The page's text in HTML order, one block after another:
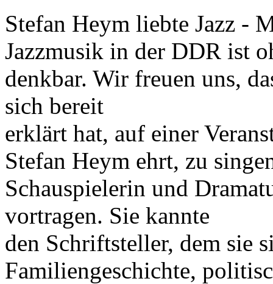
Stefan Heym liebte Jazz -
Jazzmusik in der DDR ist
denkbar. Wir freuen uns,
sich bereit
erklärt hat, auf einer
Stefan Heym ehrt, zu
Schauspielerin und
vortragen. Sie kannte
den Schriftsteller, dem sie
Familiengeschichte,